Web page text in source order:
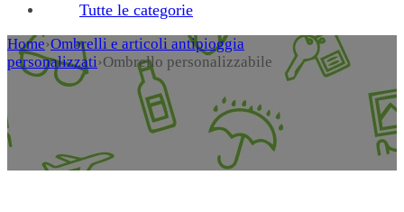
Tutte le categorie
Home›Ombrelli e articoli antipioggia
personalizzati›Ombrello personalizzabile